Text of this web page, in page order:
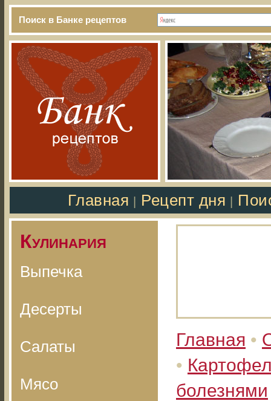
Поиск в Банке рецептов
Главная Рецепт дня
Кулинария
Выпечка
Десерты
Салаты
Мясо
Главная •
•
болезнями